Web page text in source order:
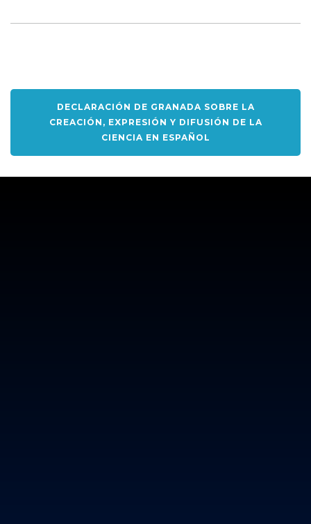
DECLARACIÓN DE GRANADA SOBRE LA
CREACIÓN, EXPRESIÓN Y DIFUSIÓN DE LA
CIENCIA EN ESPAÑOL